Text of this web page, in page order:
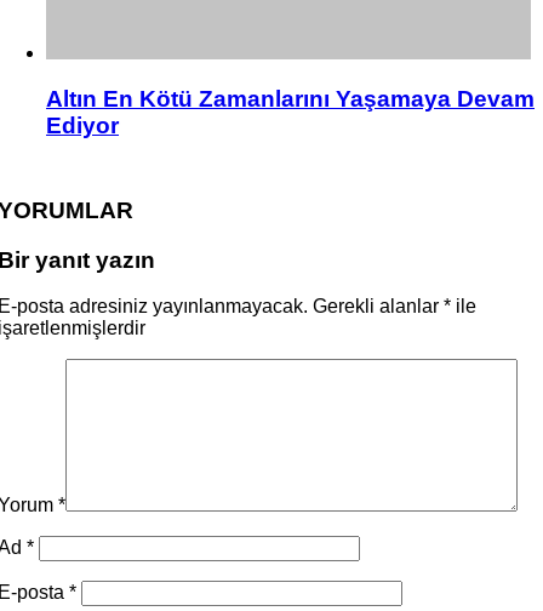
Altın En Kötü Zamanlarını Yaşamaya Devam
Ediyor
yanıt yazın
posta adresiniz yayınlanmayacak. Gerekli alanlar * ile
*
*
posta *